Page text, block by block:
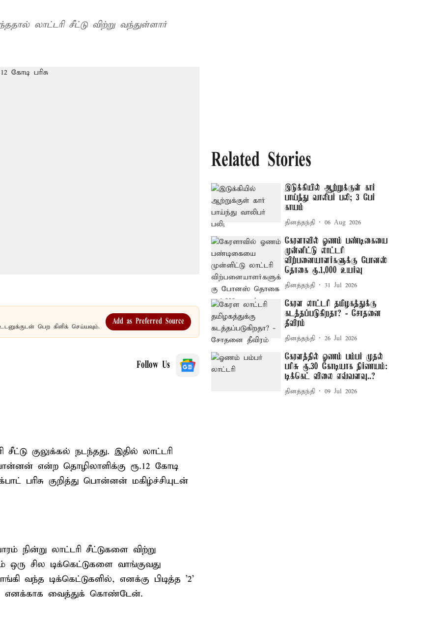
லாட்டரி சீட்டு விற்று வந்துள்ளார்
பெற கிளிக் செய்யவும்.
Add as Preferred Source
Follow Us
குலுக்கல் நடந்தது. இதில் லாட்டரி
என்ற தொழிலாளிக்கு ரூ.12 கோடி
பரிசு குறித்து பொன்னன் மகிழ்ச்சியுடன்
லாட்டரி சீட்டுகளை விற்று
ஒரு சில டிக்கெட்டுகளை வாங்குவது
வந்த டிக்கெட்டுகளில், எனக்கு பிடித்த '2'
எனக்காக வைத்துக் கொண்டேன்.
Related Stories
இடுக்கியில் ஆற்றுக்குள் கார்
பாய்ந்து வாலிபர் பலி; 3 பேர்
காயம்
தினத்தந்தி 06 Aug 2026
கேரளாவில் ஓணம் பண்டிகையை
முன்னிட்டு லாட்டரி
விற்பனையாளர்களுக்கு போனஸ்
தொகை ரூ.1,000 உயர்வு
தினத்தந்தி 31 Jul 2026
கேரள லாட்டரி தமிழகத்துக்கு
கடத்தப்படுகிறதா? - சோதனை
தீவிரம்
தினத்தந்தி 26 Jul 2026
கேரளத்தில் ஓணம் பம்பர் முதல்
பரிசு ரூ.30 கோடியாக நிர்ணயம்:
டிக்கெட் விலை எவ்வளவு..?
தினத்தந்தி 09 Jul 2026